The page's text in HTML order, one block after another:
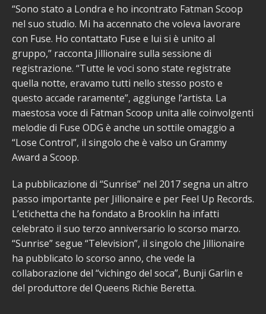
“Sono stato a Londra e ho incontrato Fatman Scoop
nel suo studio. Mi ha accennato che voleva lavorare
con Fuse. Ho contattato Fuse e lui si è unito al
gruppo,” racconta Jillionaire sulla sessione di
registrazione. “Tutte le voci sono state registrate
quella notte, eravamo tutti nello stesso posto e
questo accade raramente”, aggiunge l’artista. La
maestosa voce di Fatman Scoop unita alle coinvolgenti
melodie di Fuse ODG è anche un sottile omaggio a
“Lose Control”, il singolo che è valso un Grammy
Award a Scoop.
La pubblicazione di “Sunrise” nel 2017 segna un altro
passo importante per Jillionaire e per Feel Up Records.
L’etichetta che ha fondato a Brooklin ha infatti
celebrato il suo terzo anniversario lo scorso marzo.
“Sunrise” segue “Television”, il singolo che Jillionaire
ha pubblicato lo scorso anno, che vede la
collaborazione del “vichingo del soca”, Bunji Garlin e
del produttore del Queens Richie Beretta.